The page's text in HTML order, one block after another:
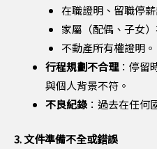
在職證明、留職停
家屬（配偶、子女）
不動產所有權證明。
行程規劃不合理：停留
與個人背景不符。
不良紀錄 ：過去在任何
3. 文件準備不全或錯誤